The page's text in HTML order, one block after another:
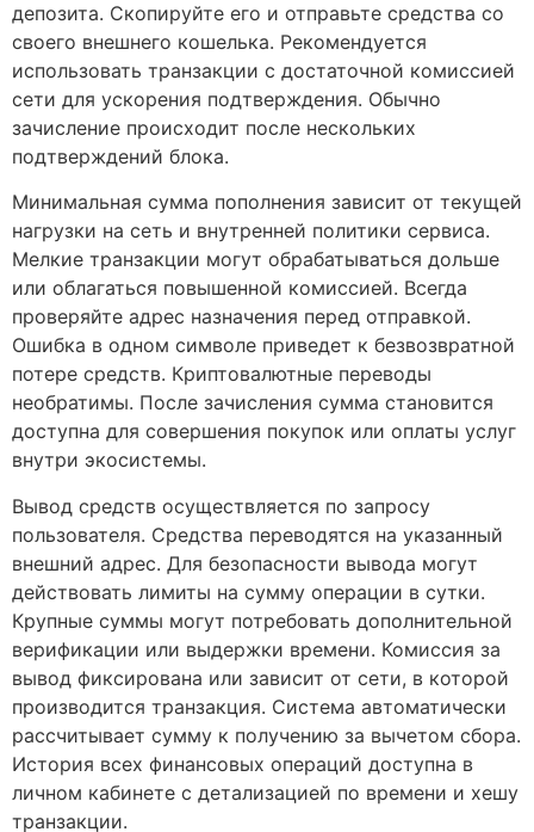
депозита. Скопируйте его и отправьте средства со
своего внешнего кошелька. Рекомендуется
использовать транзакции с достаточной комиссией
сети для ускорения подтверждения. Обычно
зачисление происходит после нескольких
подтверждений блока.
Минимальная сумма пополнения зависит от текущей
нагрузки на сеть и внутренней политики сервиса.
Мелкие транзакции могут обрабатываться дольше
или облагаться повышенной комиссией. Всегда
проверяйте адрес назначения перед отправкой.
Ошибка в одном символе приведет к безвозвратной
потере средств. Криптовалютные переводы
необратимы. После зачисления сумма становится
доступна для совершения покупок или оплаты услуг
внутри экосистемы.
Вывод средств осуществляется по запросу
пользователя. Средства переводятся на указанный
внешний адрес. Для безопасности вывода могут
действовать лимиты на сумму операции в сутки.
Крупные суммы могут потребовать дополнительной
верификации или выдержки времени. Комиссия за
вывод фиксирована или зависит от сети, в которой
производится транзакция. Система автоматически
рассчитывает сумму к получению за вычетом сбора.
История всех финансовых операций доступна в
личном кабинете с детализацией по времени и хешу
транзакции.